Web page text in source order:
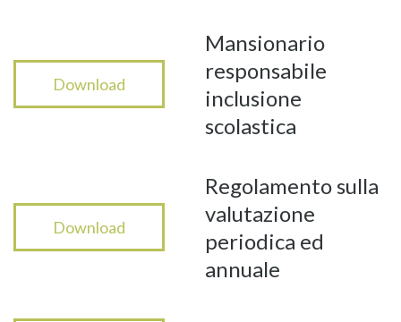
Download
Mansionario
responsabile
inclusione
scolastica
Download
Regolamento sulla
valutazione
periodica ed
annuale